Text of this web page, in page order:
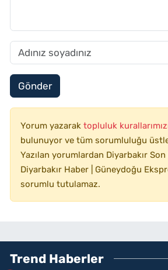
Gönder
Yorum yazarak topluluk
bulunuyor ve tüm sorumluluğu
Yazılan yorumlardan Diyarbakır
Diyarbakır Haber | Güneydoğu
sorumlu tutulamaz.
Trend Haberler